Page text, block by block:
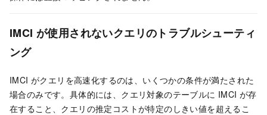
IMCI が使用されないクエリのトラブルシューティ
ング
IMCI がクエリを高速化するのは、いくつかの条件が満たされた
場合のみです。具体的には、クエリ対象のテーブルに IMCI が存
在すること、クエリの推定コストが特定のしきい値を超えるこ